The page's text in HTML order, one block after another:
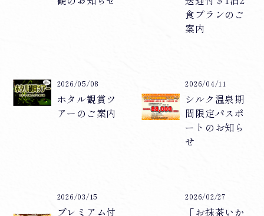
食プランのご
案内
2026/05/08
ホタル観賞ツ
アーのご案内
2026/04/11
シルク温泉期
間限定パスポ
ートのお知ら
せ
2026/03/15
プレミアム付
2026/02/27
「お抹茶いか